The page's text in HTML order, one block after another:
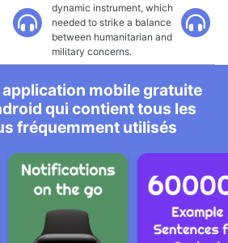
dynamic instrument, which
needed to strike a balance
between humanitarian and
military concerns.
mobile gratuite
qui contient tous les
fréquemment utilisés